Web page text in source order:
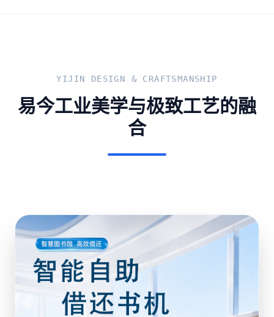
YIJIN DESIGN & CRAFTSMANSHIP
易今工业美学与极致工艺的融
合